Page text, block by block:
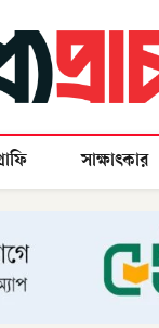
সাক্ষাৎকার